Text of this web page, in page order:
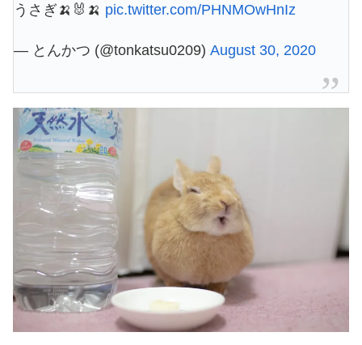
うさぎ🍌🐰🍌 pic.twitter.com/PHNMOwHnIz
— とんかつ (@tonkatsu0209) August 30, 2020